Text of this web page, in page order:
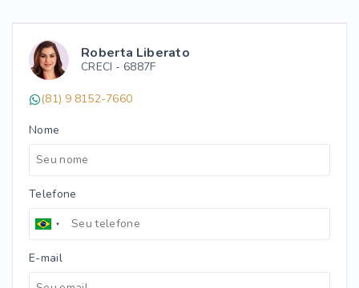
Roberta Liberato
CRECI - 6887F
(81) 9 8152-7660
Nome
Telefone
E-mail